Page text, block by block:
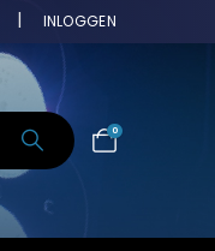
INLOGGEN
0